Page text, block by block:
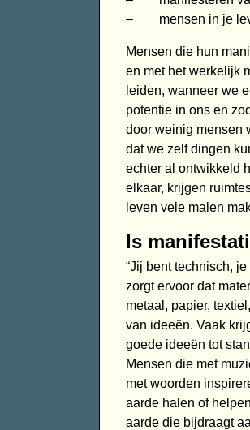
– mensen in je
Mensen die hun
en met het werkelijk
leiden, wanneer we
potentie in ons en
door weinig mensen
dat we zelf dingen
echter al ontwikkeld
elkaar, krijgen
leven vele malen
Is
“Jij bent technisch,
zorgt ervoor dat
metaal, papier,
van ideeën. Vaak
goede ideeën tot
Mensen die met
met woorden
aarde halen of
aarde die bijdraagt